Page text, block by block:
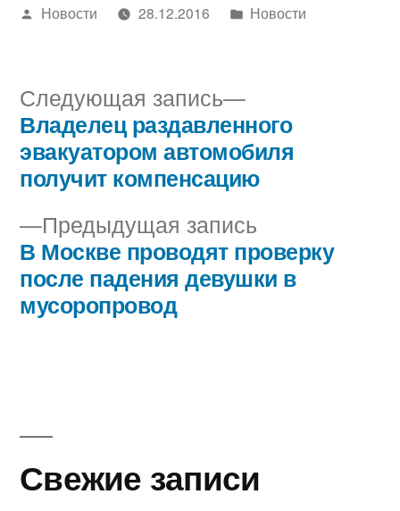
Написано
Новости 28.12.2016
Написано
Новости
Навигация
по
записям
Предыдущая запись
запись:
В Москве проводят проверку
после падения девушки в
мусоропровод
Следующая запись
Следующая
запись:
Владелец раздавленного
эвакуатором автомобиля
получит компенсацию
Свежие записи